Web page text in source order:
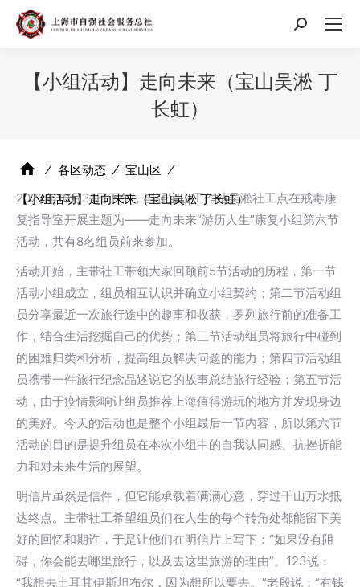
搜
【小组活动】走向未来（宝山吴淞 丁
长虹）
⁄ 各区动态 ⁄ 宝山区 ⁄
【小组活动】走向未来（宝山吴淞 丁长虹）
2022年10月31日下午，自强宝山工作站吴淞社工点在戒毒康
复指导室开展主题为——走向未来“游历人生”康复小组第六节
活动，共有8名组员前来参加。
活动开始，主带社工带领大家回顾前5节活动的历程，第一节
活动小组成立，组员相互认识并确立小组契约；第二节活动组
员分享最近一次旅行途中的趣事和收获，罗列旅行前的准备工
作，结合生活挖掘自己的优势；第三节活动组员将旅行中碰到
的困难归类和分析，提高组员解决问题的能力；第四节活动组
员携带一件旅行纪念品述说它的故事总结旅行经验；第五节活
动，由于疫情影响让组员推荐上海值得游玩的地方并发现身边
的美好。今天的活动也是整个小组最后一节内容，所以第六节
活动的目的是提升组员在本次小组中的自我认同感、抗挫折能
力和对未来生活的展望。
明信片虽然是信件，但它能承载着满满心意，穿过千山万水抵
达终点。主带社工希望组员们在人生的每个转角处都能留下美
好的回忆和期许，于是让他们在明信片上写下：“如果没有阻
碍，你会能去哪里旅行，以及去这里旅游的理由”。123说：
“我想去土耳其伊斯坦布尔，因为想所以要去。”老殷说：“有钱